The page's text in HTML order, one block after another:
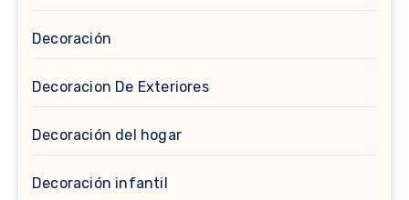
Decoración
Decoracion De Exteriores
Decoración del hogar
Decoración infantil